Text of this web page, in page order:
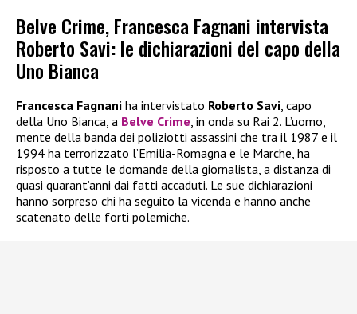
Belve Crime, Francesca Fagnani intervista
Roberto Savi: le dichiarazioni del capo della
Uno Bianca
Francesca Fagnani ha intervistato Roberto Savi , capo
della Uno Bianca, a Belve Crime , in onda su Rai 2. L’uomo,
mente della banda dei poliziotti assassini che tra il 1987 e il
1994 ha terrorizzato l’Emilia-Romagna e le Marche, ha
risposto a tutte le domande della giornalista, a distanza di
quasi quarant’anni dai fatti accaduti. Le sue dichiarazioni
hanno sorpreso chi ha seguito la vicenda e hanno anche
scatenato delle forti polemiche.